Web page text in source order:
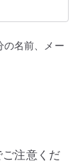
の名前、メー
注意くだ